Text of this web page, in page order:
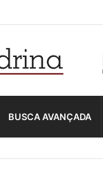
BUSCA AVANÇADA